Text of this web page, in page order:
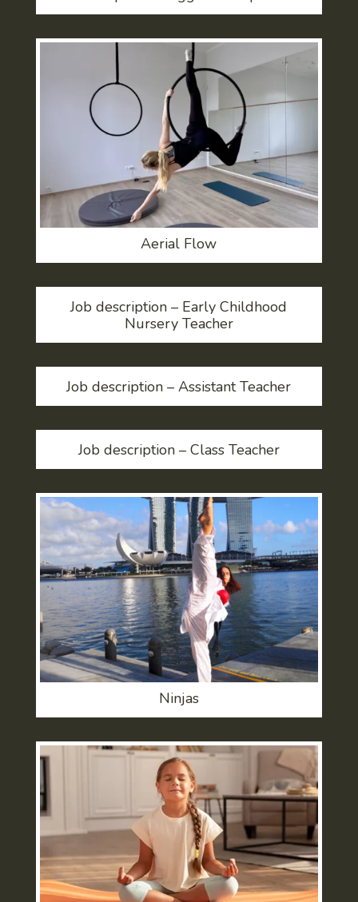
Aerial Flow
Job description – Early Childhood
Nursery Teacher
Job description – Assistant Teacher
Job description – Class Teacher
Ninjas